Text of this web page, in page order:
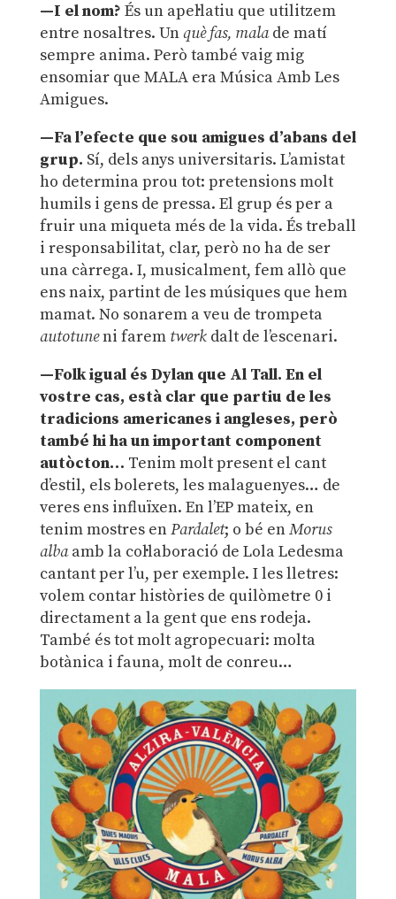
—I el nom? És un apel·latiu que utilitzem
entre nosaltres. Unquè fas, malade matí
sempre anima. Però també vaig mig
ensomiar que MALA era Música Amb Les
Amigues.
—Fa l’efecte que sou amigues d’abans del
grup. Sí, dels anys universitaris. L’amistat
ho determina prou tot: pretensions molt
humils i gens de pressa. El grup és per a
fruir una miqueta més de la vida. És treball
i responsabilitat, clar, però no ha de ser
una càrrega. I, musicalment, fem allò que
ens naix, partint de les músiques que hem
mamat. No sonarem a veu de trompeta
autotuneni farem twerkdalt de l’escenari.
—Folk igual és Dylan que Al Tall. En el
vostre cas, està clar que partiu de les
tradicions americanes i angleses, però
també hi ha un important component
autòcton… Tenim molt present el cant
d’estil, els bolerets, les malaguenyes… de
veres ens influïxen. En l’EP mateix, en
tenim mostres enPardalet; o bé enMorus
albaamb la col·laboració de Lola Ledesma
cantant per l’u, per exemple. I les lletres:
volem contar històries de quilòmetre 0 i
directament a la gent que ens rodeja.
També és tot molt agropecuari: molta
botànica i fauna, molt de conreu…